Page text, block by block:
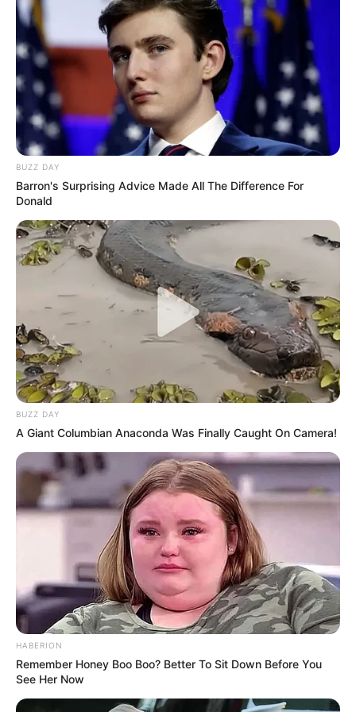
Designer Trapped
BUZZ DAY
Barron's Surprising Advice Made All The Difference For
Donald
BUZZ DAY
A Giant Columbian Anaconda Was Finally Caught On Camera!
HABERION
Remember Honey Boo Boo? Better To Sit Down Before You
See Her Now